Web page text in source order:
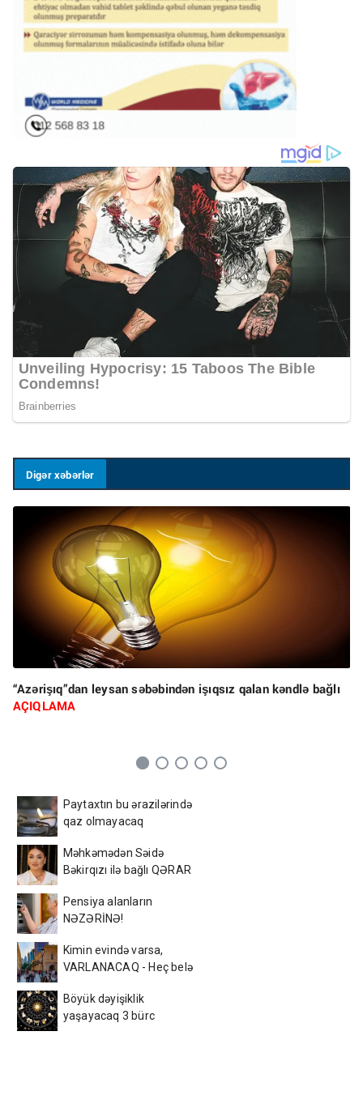
Digər xəbərlər
“Azərişıq”dan leysan səbəbindən işıqsız qalan kəndlə bağlı
AÇIQLAMA
Paytaxtın bu ərazilərində
qaz olmayacaq
Məhkəmədən Səidə
Bəkirqızı ilə bağlı QƏRAR
Pensiya alanların
NƏZƏRİNƏ!
Kimin evində varsa,
VARLANACAQ - Heç belə
Böyük dəyişiklik
yaşayacaq 3 bürc